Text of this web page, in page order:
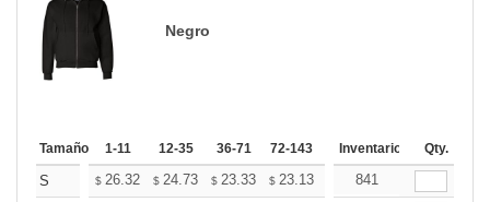
Negro
Tamaño 1-11 12-35 36-71 72-143 144-287 288 +
Inventario Qty.
S $ 26.32 $ 24.73 $ 23.33 $ 23.13 22.73
841